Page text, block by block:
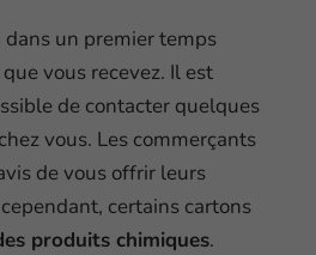
dans un premier temps
vous recevez. Il est
de contacter quelques
vous. Les commerçants
de vous offrir leurs
certains cartons
produits chimiques.